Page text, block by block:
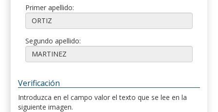
Primer apellido:
Segundo apellido:
Verificación
Introduzca en el campo valor el texto que se lee en la
siguiente imagen.